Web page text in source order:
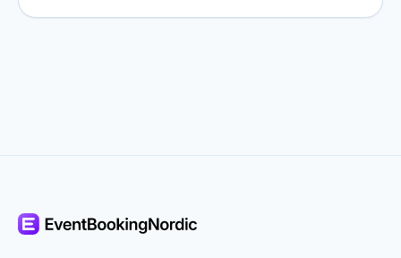
Til konferanser, shows og arrangementer med scene